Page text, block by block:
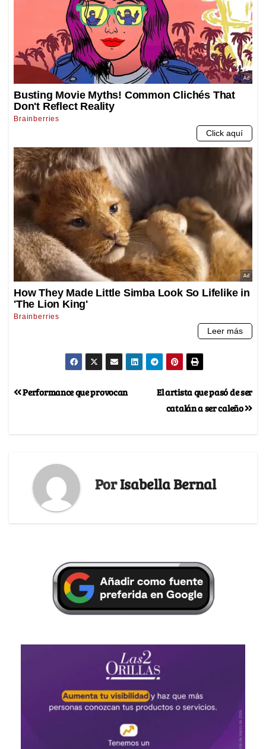
El artista que pasó de ser
catalán a ser caleño
Performance que provocan
PorIsabella Bernal